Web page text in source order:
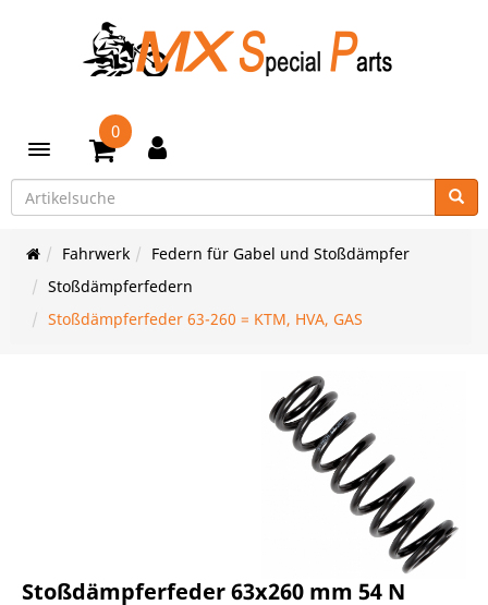
Toggle navigation
0
Fahrwerk
Federn für Gabel und Stoßdämpfer
Stoßdämpferfedern
Stoßdämpferfeder 63-260 = KTM, HVA, GAS
Stoßdämpferfeder 63x260 mm 54 N